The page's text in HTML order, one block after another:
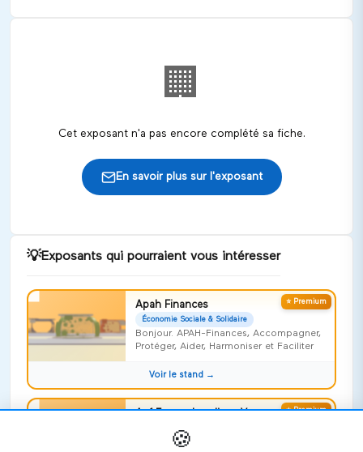
🏢
Cet exposant n'a pas encore complété sa fiche.
En savoir plus sur l'exposant
💡Exposants qui pourraient vous intéresser
⭐ Premium
Apah Finances
Économie Sociale & Solidaire
Bonjour. APAH-Finances, Accompagner,
Protéger, Aider, Harmoniser et Faciliter
Voir le stand →
⭐ Premium
Apf France handicap Vosges
Risquer l'impossible !
🍪